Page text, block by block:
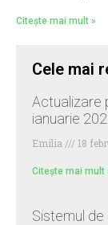
Citește mai mult »
Cele mai
Actualizare
ianuarie
Emilia 18
Citește mai mult
Sistemul